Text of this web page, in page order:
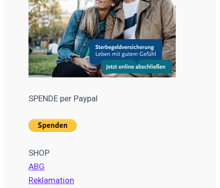
SPENDE per Paypal
SHOP
ABG
Reklamation